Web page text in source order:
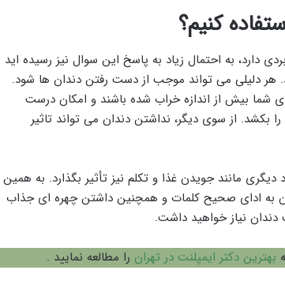
کنیم؟
دارد، به احتمال زیاد به پاسخ این سوال نیز رسیده اید
هر دلیلی می تواند موجب از دست رفتن دندان ها شود.
شما بیش از اندازه خراب شده باشند و امکان درست
بکشد. از سوی دیگر، نداشتن دندان می تواند تاثیر
دیگری مانند جویدن غذا و تکلم نیز تأثیر بگذارد. به همین
به ادای صحیح کلمات و همچنین داشتن چهره ای جذاب
دندان نیاز خواهید داشت.
بهترین دکتر ایمپلنت در تهران را مطالعه نمایید .